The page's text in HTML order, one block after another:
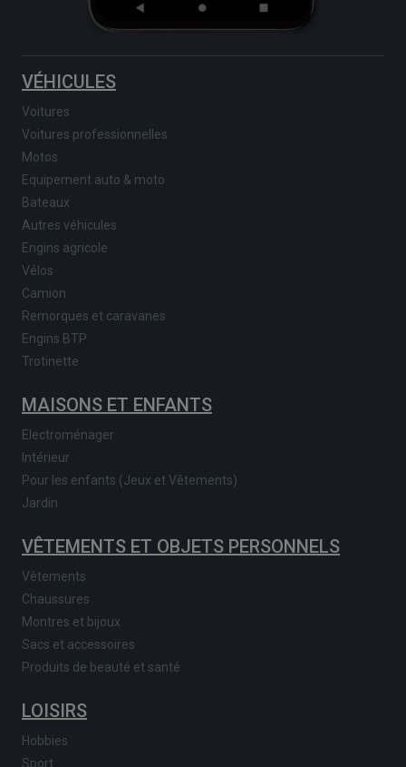
VÉHICULES
Voitures
Voitures professionnelles
Motos
Equipement auto & moto
Bateaux
Autres véhicules
Engins agricole
Vélos
Camion
Remorques et caravanes
Engins BTP
Trotinette
MAISONS ET ENFANTS
Electroménager
Intérieur
Pour les enfants (Jeux et Vêtements)
Jardin
VÊTEMENTS ET OBJETS PERSONNELS
Vêtements
Chaussures
Montres et bijoux
Sacs et accessoires
Produits de beauté et santé
LOISIRS
Hobbies
Sport